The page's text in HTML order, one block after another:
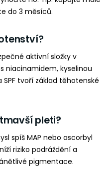
do 3 měsíců.
aktivní složky v
niacinamidem, kyselinou
tvoří základ těhotenské
pleti?
spíš MAP nebo ascorbyl
riziko podráždění a
pigmentace.